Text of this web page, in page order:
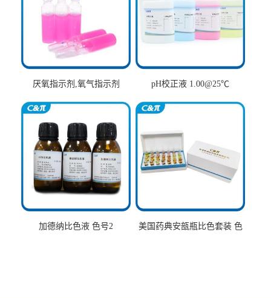
厌氧指示剂,氧气指示剂 pH校正液 1.00@25℃
加德纳比色液 色号2
美国药典安瓿瓶比色套装 色